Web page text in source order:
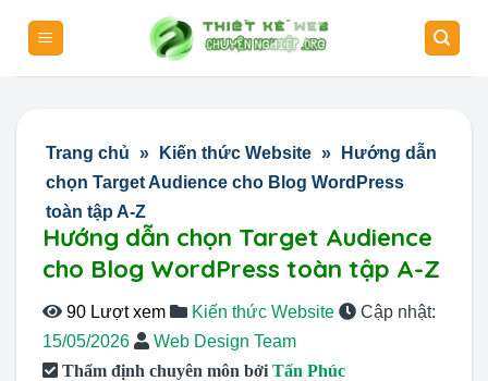
content
Trang chủ » Kiến thức Website »
Hướng dẫn
chọn Target Audience cho Blog WordPress
toàn tập A-Z
Hướng dẫn chọn Target Audience
cho Blog WordPress toàn tập A-Z
90 Lượt xem Kiến thức Website
Cập nhật:
15/05/2026
Web Design Team
Thẩm định chuyên môn bởi Tấn Phúc